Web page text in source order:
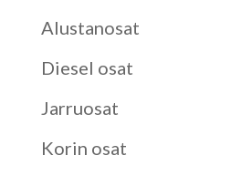
Alustanosat
Diesel osat
Jarruosat
Korin osat